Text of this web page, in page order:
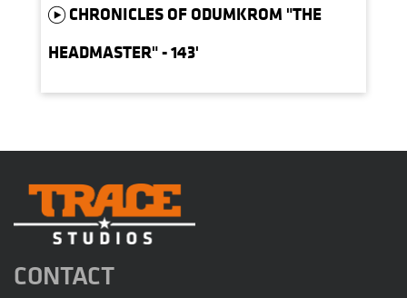
CHRONICLES OF ODUMKROM "THE
HEADMASTER" - 143'
CONTACT